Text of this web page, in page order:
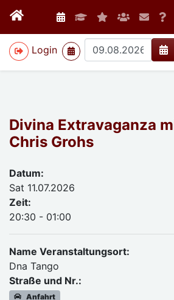
Login
>
Divina Extravaganza
Chris Grohs
Datum:
Sat 11.07.2026
Zeit:
20:30 - 01:00
Name Veranstaltungsort:
Dna Tango
Straße und Nr.:
Anfahrt